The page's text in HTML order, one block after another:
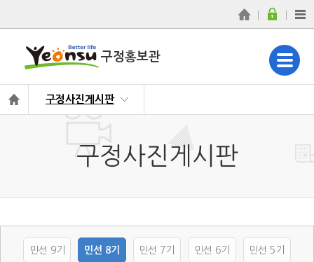
구정홍보관
구정사진게시판
구정사진게시판
민선 9기 민선 8기 민선 7기 민선 6기 민선 5기